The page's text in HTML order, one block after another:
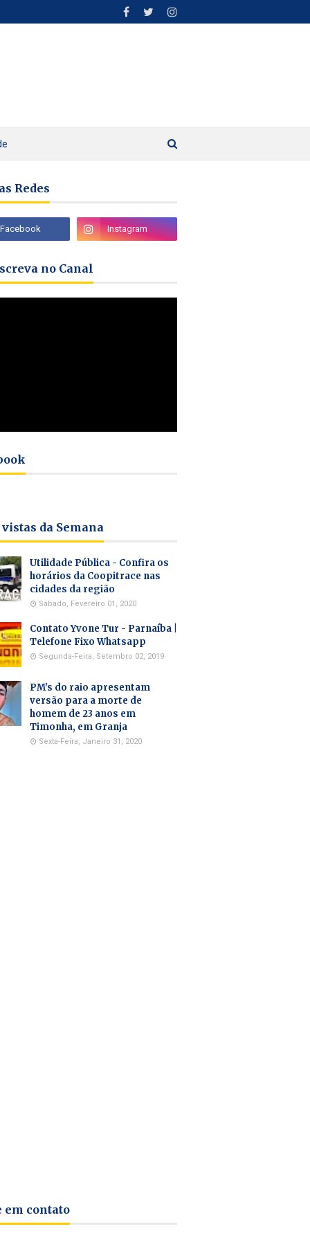
Redes
no Canal
da Semana
Utilidade Pública - Confira os
horários da Coopitrace nas
cidades da região
Sábado, Fevereiro 01, 2020
Contato Yvone Tur - Parnaíba |
Telefone Fixo Whatsapp
Segunda-Feira, Setembro 02, 2019
PM's do raio apresentam
versão para a morte de
homem de 23 anos em
Timonha, em Granja
Sexta-Feira, Janeiro 31, 2020
em contato